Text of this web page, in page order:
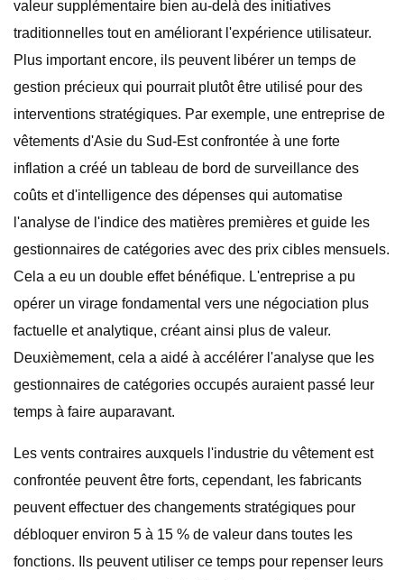
valeur supplémentaire bien au-delà des initiatives
traditionnelles tout en améliorant l'expérience utilisateur.
Plus important encore, ils peuvent libérer un temps de
gestion précieux qui pourrait plutôt être utilisé pour des
interventions stratégiques. Par exemple, une entreprise de
vêtements d'Asie du Sud-Est confrontée à une forte
inflation a créé un tableau de bord de surveillance des
coûts et d'intelligence des dépenses qui automatise
l'analyse de l'indice des matières premières et guide les
gestionnaires de catégories avec des prix cibles mensuels.
Cela a eu un double effet bénéfique. L'entreprise a pu
opérer un virage fondamental vers une négociation plus
factuelle et analytique, créant ainsi plus de valeur.
Deuxièmement, cela a aidé à accélérer l'analyse que les
gestionnaires de catégories occupés auraient passé leur
temps à faire auparavant.
Les vents contraires auxquels l'industrie du vêtement est
confrontée peuvent être forts, cependant, les fabricants
peuvent effectuer des changements stratégiques pour
débloquer environ 5 à 15 % de valeur dans toutes les
fonctions. Ils peuvent utiliser ce temps pour repenser leurs